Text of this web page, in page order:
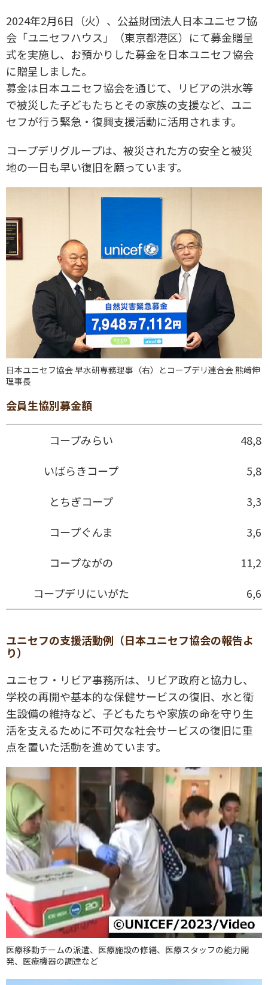
2024年2月6日（火）、公益財団法人日本ユニセフ協
会「ユニセフハウス」（東京都港区）にて募金贈呈
式を実施し、お預かりした募金を日本ユニセフ協会
に贈呈しました。
募金は日本ユニセフ協会を通じて、リビアの洪水等
で被災した子どもたちとその家族の支援など、ユニ
セフが行う緊急・復興支援活動に活用されます。
コープデリグループは、被災された方の安全と被災
地の一日も早い復旧を願っています。
日本ユニセフ協会 早水研専務理事（右）とコープデリ連合会 熊﨑伸
理事長
会員生協別募金額
コープみらい
いばらきコープ
とちぎコープ
コープぐんま
コープながの
コープデリにいがた
ユニセフの支援活動例（日本ユニセフ協会の報告よ
り）
ユニセフ・リビア事務所は、リビア政府と協力し、
学校の再開や基本的な保健サービスの復旧、水と衛
生設備の維持など、子どもたちや家族の命を守り生
活を支えるために不可欠な社会サービスの復旧に重
点を置いた活動を進めています。
医療移動チームの派遣、医療施設の修繕、医療スタッフの能力開
発、医療機器の調達など